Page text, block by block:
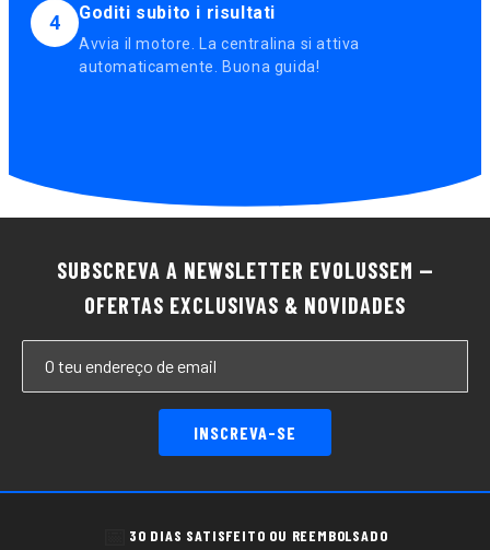
4 Goditi subito i risultati
Avvia il motore. La centralina si attiva
automaticamente. Buona guida!
SUBSCREVA A NEWSLETTER EVOLUSSEM —
OFERTAS EXCLUSIVAS & NOVIDADES
INSCREVA-SE
30 DIAS SATISFEITO OU REEMBOLSADO